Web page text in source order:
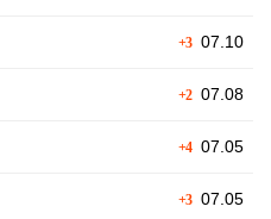
+307.10
+207.08
+407.05
+307.05